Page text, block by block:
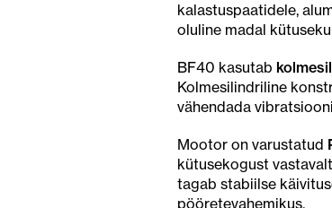
kalastuspaatidele,
oluline madal
BF40 kasutab
Kolmesilindriline
vähendada
Mootor on varustatud
kütusekogust
tagab stabiilse
pööretevahemikus.